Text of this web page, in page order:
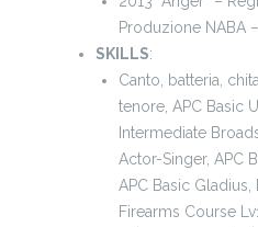
Produzione NABA
SKILLS:
Canto, batteria,
tenore, APC Basic
Intermediate
Actor-Singer, APC
APC Basic Gladius,
Firearms Course